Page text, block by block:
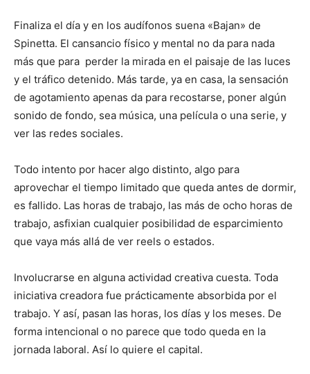
Finaliza el día y en los audífonos suena «Bajan» de
Spinetta. El cansancio físico y mental no da para nada
más que para perder la mirada en el paisaje de las luces
y el tráfico detenido. Más tarde, ya en casa, la sensación
de agotamiento apenas da para recostarse, poner algún
sonido de fondo, sea música, una película o una serie, y
ver las redes sociales.
Todo intento por hacer algo distinto, algo para
aprovechar el tiempo limitado que queda antes de dormir,
es fallido. Las horas de trabajo, las más de ocho horas de
trabajo, asfixian cualquier posibilidad de esparcimiento
que vaya más allá de ver reels o estados.
Involucrarse en alguna actividad creativa cuesta. Toda
iniciativa creadora fue prácticamente absorbida por el
trabajo. Y así, pasan las horas, los días y los meses. De
forma intencional o no parece que todo queda en la
jornada laboral. Así lo quiere el capital.